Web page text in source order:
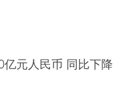
元人民币 同比下降